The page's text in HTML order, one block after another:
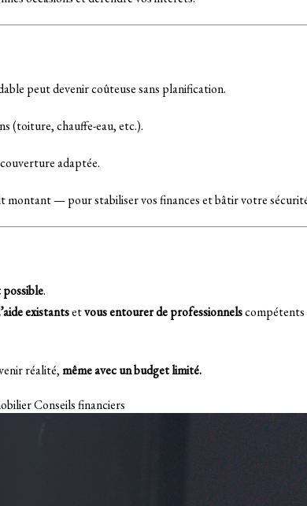
peut devenir coûteuse sans planification.
(toiture, chauffe-eau, etc.).
adaptée.
montant — pour stabiliser vos finances et bâtir votre
.
existantsetvous entourer de professionnels
réalité,même avec un budget limité.
Conseils financiers